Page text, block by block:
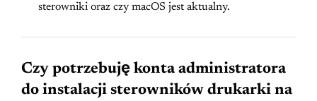
sterowniki oraz czy macOS jest aktualny.
Czy potrzebuję konta administratora
do instalacji sterowników drukarki na